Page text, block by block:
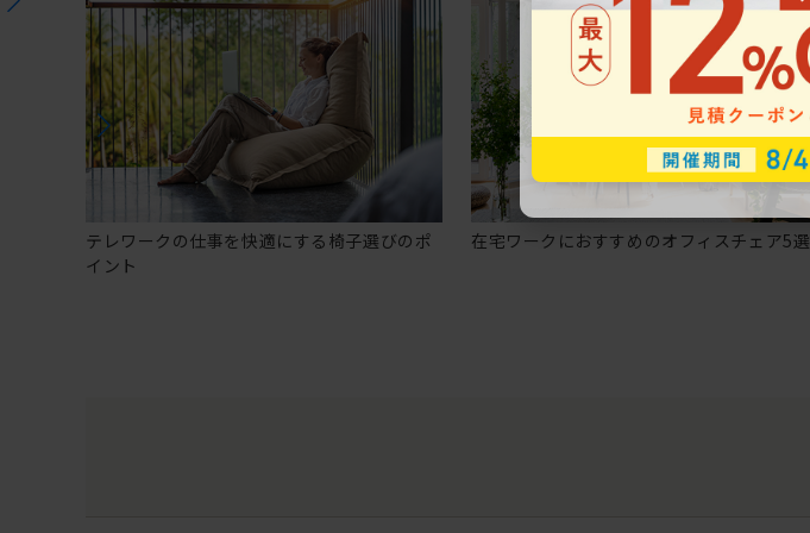
テレワークの仕事を快適にする椅子選びのポ
イント
在宅ワークにおすすめのオフィスチェア5選